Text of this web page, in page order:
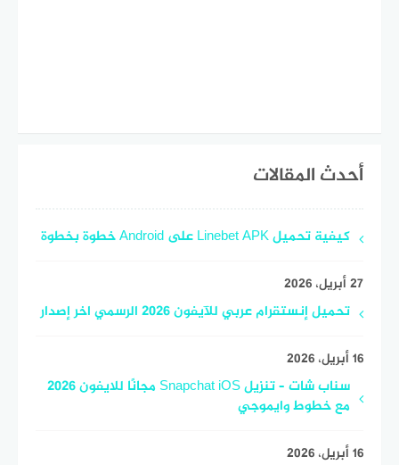
أحدث المقالات
كيفية تحميل Linebet APK على Android خطوة بخطوة
27 أبريل، 2026
تحميل إنستقرام عربي للآيفون 2026 الرسمي اخر إصدار
16 أبريل، 2026
سناب شات – تنزيل Snapchat iOS مجانًا للايفون 2026
مع خطوط وايموجي
16 أبريل، 2026